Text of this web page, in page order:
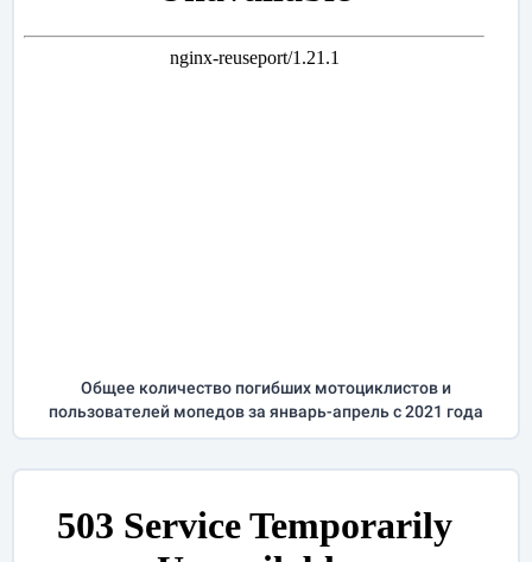
Общее количество погибших мотоциклистов и
пользователей мопедов за январь-апрельс 2021 года